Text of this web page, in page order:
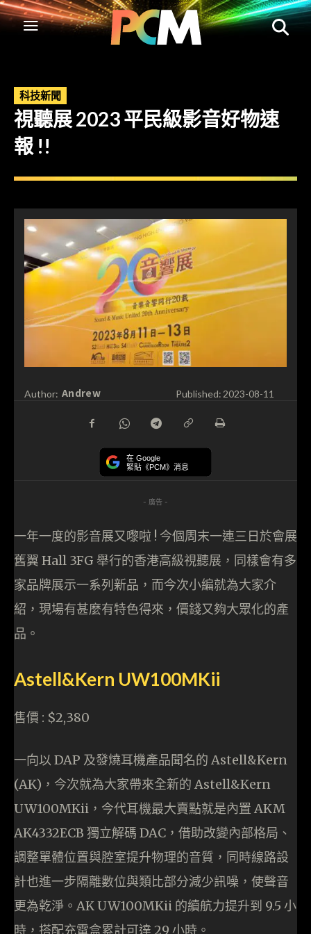
科技新聞
視聽展 2023 平民級影音好物速
報 !!
Author: Andrew Published: 2023-08-11
在 Google
緊貼《PCM》消息
- 廣告 -
一年一度的影音展又嚟啦 ! 今個周末一連三日於會展
舊翼 Hall 3FG 舉行的香港高級視聽展，同樣會有多
家品牌展示一系列新品，而今次小編就為大家介
紹，現場有甚麼有特色得來，價錢又夠大眾化的產
品。
Astell&Kern UW100MKii
售價 : $2,380
一向以 DAP 及發燒耳機產品聞名的 Astell&Kern
(AK)，今次就為大家帶來全新的 Astell&Kern
UW100MKii，今代耳機最大賣點就是內置 AKM
AK4332ECB 獨立解碼 DAC，借助改變內部格局、
調整單體位置與腔室提升物理的音質，同時線路設
計也進一步隔離數位與類比部分減少訊噪，使聲音
更為乾淨。AK UW100MKii 的續航力提升到 9.5 小
時，搭配充電盒累計可達 29 小時。